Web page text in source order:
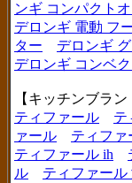
ンギ コンパクト
デロンギ 電動 フ
ター
デロンギ
デロンギ コンベ
【キッチンブラ
ティファール
テ
ァール
ティファ
ティファール ih
ル
ティファール